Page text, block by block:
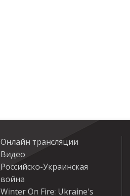
Онлайн трансляции
Видео
Российско-Украинская
война
Winter On Fire: Ukraine's